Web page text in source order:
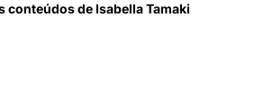
conteúdos de Isabella Tamaki